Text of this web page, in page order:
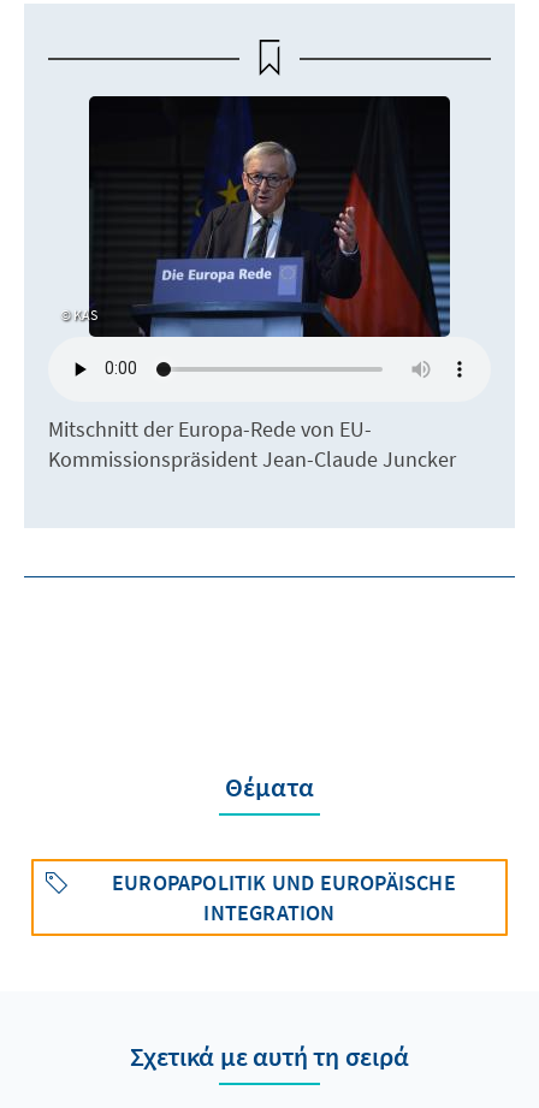
KAS
Mitschnitt der Europa-Rede von EU-
Kommissionspräsident Jean-Claude Juncker
Θέματα
EUROPAPOLITIK UND EUROPÄISCHE
INTEGRATION
Σχετικά με αυτή τη σειρά